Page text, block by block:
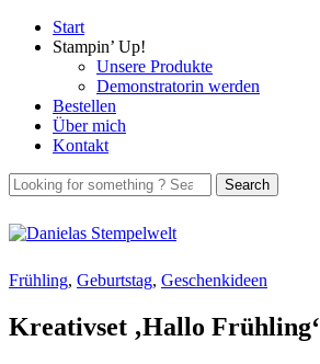
Start
Stampin’ Up!
Unsere Produkte
Demonstratorin werden
Bestellen
Über mich
Kontakt
Frühling, Geburtstag, Geschenkideen
Kreativset ‚Hallo Frühling‘